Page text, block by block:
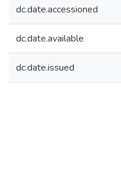
dc.date.accessioned
dc.date.available
dc.date.issued